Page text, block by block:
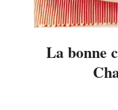
La bonne